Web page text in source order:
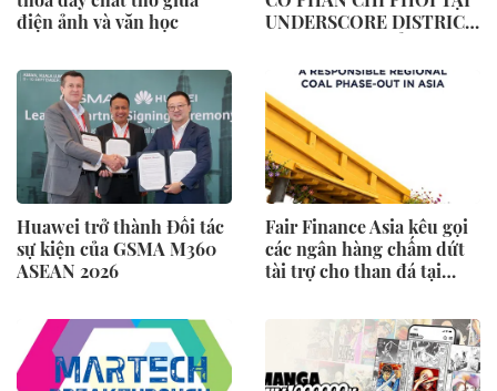
điện ảnh và văn học
UNDERSCORE DISTRICT,
MAGLIANO, ĐÁNH DẤU
BƯỚC THỨ HAI TRONG
QUÁ TRÌNH XÂY DỰNG
NỀN TẢNG THƯƠNG
HIỆU CAO CẤP MỚI CỦA
Ý.
Huawei trở thành Đối tác
sự kiện của GSMA M360
ASEAN 2026
Fair Finance Asia kêu gọi
các ngân hàng chấm dứt
tài trợ cho than đá tại
biện pháp bảo vệ xã hội